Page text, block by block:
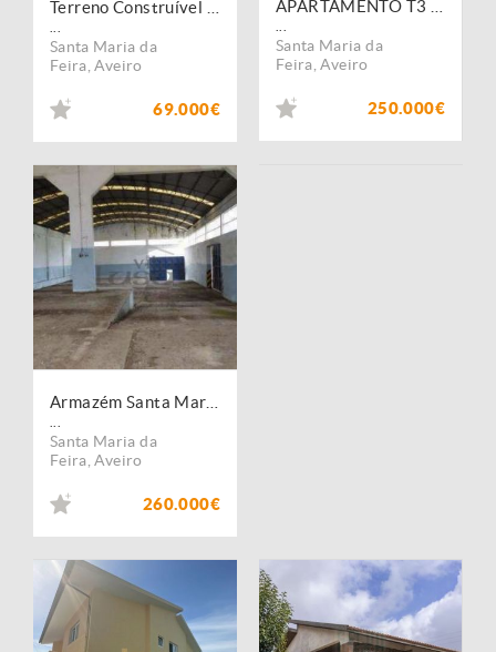
Santa Maria da
Feira ,Aveiro
69.000€
Santa Maria da
Feira ,Aveiro
250.000€
Santa Maria da
Feira ,Aveiro
260.000€